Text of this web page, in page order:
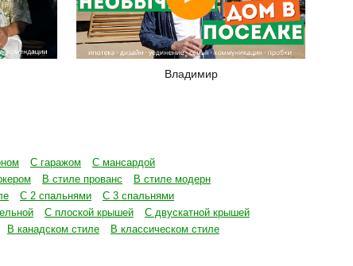
Владимир
С гаражом
С мансардой
В стиле прованс
В стиле модерн
С 2 спальнями
С 3 спальнями
С плоской крышей
С двускатной крышей
В канадском стиле
В классическом стиле